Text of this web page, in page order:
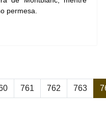
permesa.
761 762 763